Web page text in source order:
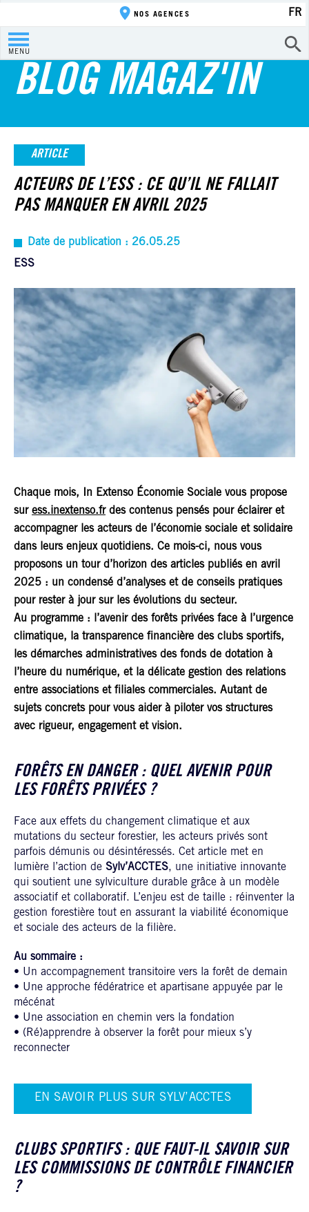
MENU
NOS AGENCES FR
BLOG MAGAZ'IN
ARTICLE
ACTEURS DE L’ESS : CE QU’IL NE FALLAIT
PAS MANQUER EN AVRIL 2025
Date de publication : 26.05.25
ESS
Chaque mois, In Extenso Économie Sociale vous propose
sur ess.inextenso.frdes contenus pensés pour éclairer et
accompagner les acteurs de l’économie sociale et solidaire
dans leurs enjeux quotidiens. Ce mois-ci, nous vous
proposons un tour d’horizon des articles publiés en avril
2025 : un condensé d’analyses et de conseils pratiques
pour rester à jour sur les évolutions du secteur.
Au programme : l’avenir des forêts privées face à l’urgence
climatique, la transparence financière des clubs sportifs,
les démarches administratives des fonds de dotation à
l’heure du numérique, et la délicate gestion des relations
entre associations et filiales commerciales. Autant de
sujets concrets pour vous aider à piloter vos structures
avec rigueur, engagement et vision.
FORÊTS EN DANGER : QUEL AVENIR POUR
LES FORÊTS PRIVÉES ?
Face aux effets du changement climatique et aux
mutations du secteur forestier, les acteurs privés sont
parfois démunis ou désintéressés. Cet article met en
lumière l’action de Sylv’ACCTES, une initiative innovante
qui soutient une sylviculture durable grâce à un modèle
associatif et collaboratif. L’enjeu est de taille : réinventer la
gestion forestière tout en assurant la viabilité économique
et sociale des acteurs de la filière.
Au sommaire :
• Un accompagnement transitoire vers la forêt de demain
• Une approche fédératrice et apartisane appuyée par le
mécénat
• Une association en chemin vers la fondation
• (Ré)apprendre à observer la forêt pour mieux s’y
reconnecter
EN SAVOIR PLUS SUR SYLV’ACCTES
CLUBS SPORTIFS : QUE FAUT-IL SAVOIR SUR
LES COMMISSIONS DE CONTRÔLE FINANCIER
?